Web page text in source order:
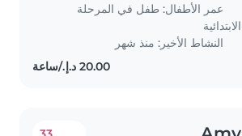
عمر الأطفال: طفل في المرحلة
الابتدائية
النشاط الأخير: منذ شهر